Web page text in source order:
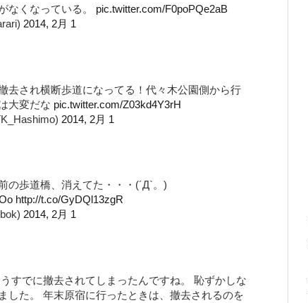
なくなっている。 pic.twitter.com/F0poPQe2aB
2014, 2月 1
去され横断歩道になってる！代々木公園側から行
大変だな pic.twitter.com/Z03kd4Y3rH
2014, 2月 1
の歩道橋、消えてた・・・(´Д`。)
http://t.co/GyDQl13zgR
2014, 2月 1
すでに撤去されてしまったんですね。 恥ずかしな
した。 年末原宿に行ったときは、撤去されるのを